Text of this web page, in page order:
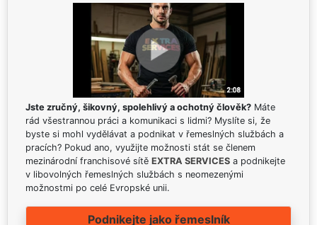
Jste zručný, šikovný, spolehlivý a ochotný člověk? Máte
rád všestrannou práci a komunikaci s lidmi? Myslíte si, že
byste si mohl vydělávat a podnikat v řemeslných službách a
pracích? Pokud ano, využijte možnosti stát se členem
mezinárodní franchisové sítě EXTRA SERVICES a podnikejte
v libovolných řemeslných službách s neomezenými
možnostmi po celé Evropské unii.
Podnikejte jako řemeslník